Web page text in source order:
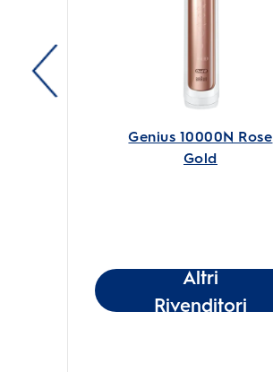
Genius 10000N Rose
Gold
Altri
Rivenditori